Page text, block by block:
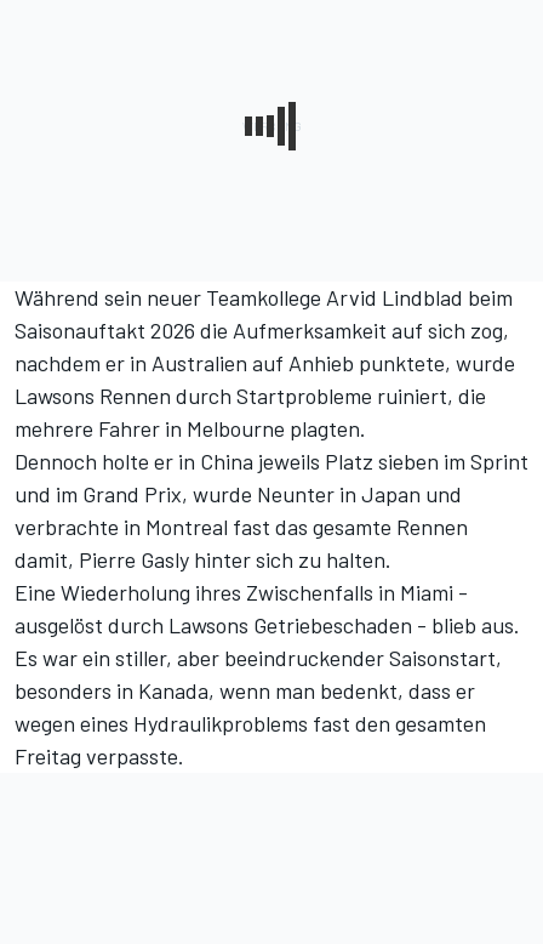
Während sein neuer Teamkollege Arvid Lindblad beim
Saisonauftakt 2026 die Aufmerksamkeit auf sich zog,
nachdem er in Australien auf Anhieb punktete, wurde
Lawsons Rennen durch Startprobleme ruiniert, die
mehrere Fahrer in Melbourne plagten.
Dennoch holte er in China jeweils Platz sieben im Sprint
und im Grand Prix, wurde Neunter in Japan und
verbrachte in Montreal fast das gesamte Rennen
damit, Pierre Gasly hinter sich zu halten.
Eine Wiederholung ihres Zwischenfalls in Miami -
ausgelöst durch Lawsons Getriebeschaden - blieb aus.
Es war ein stiller, aber beeindruckender Saisonstart,
besonders in Kanada, wenn man bedenkt, dass er
wegen eines Hydraulikproblems fast den gesamten
Freitag verpasste.